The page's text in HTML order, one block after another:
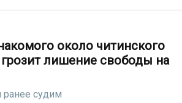
около читинского
лишение свободы на
судим